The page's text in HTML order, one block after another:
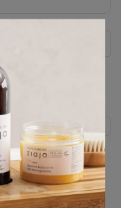
NT$0
規格說明